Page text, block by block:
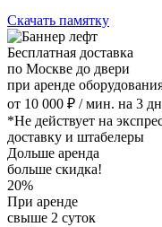
Скачать памятку
Бесплатная доставка
по Москве до двери
при аренде
от 10 000 ₽ / мин. на 3
*Не действует на
доставку и штабелеры
Дольше аренда
больше скидка!
20%
При аренде
свыше 2 суток